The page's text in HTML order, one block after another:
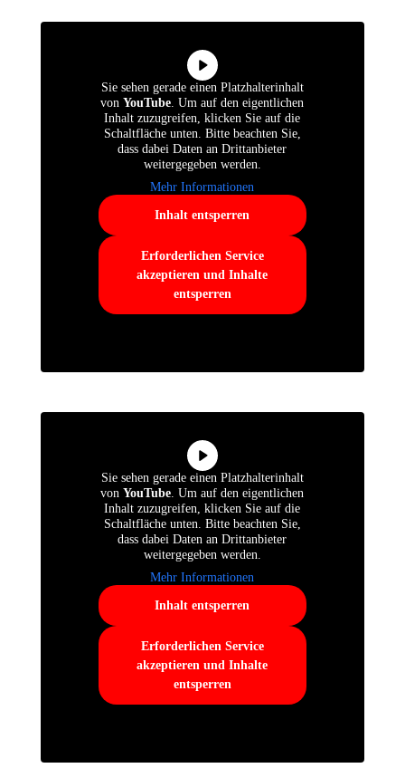
Sie sehen gerade einen Platzhalterinhalt
vonYouTube . Um auf den eigentlichen
Inhalt zuzugreifen, klicken Sie auf die
Schaltfläche unten. Bitte beachten Sie,
dass dabei Daten an Drittanbieter
weitergegeben werden.
Mehr Informationen
Inhalt entsperren
Erforderlichen Service
akzeptieren und Inhalte
entsperren
Sie sehen gerade einen Platzhalterinhalt
vonYouTube . Um auf den eigentlichen
Inhalt zuzugreifen, klicken Sie auf die
Schaltfläche unten. Bitte beachten Sie,
dass dabei Daten an Drittanbieter
weitergegeben werden.
Mehr Informationen
Inhalt entsperren
Erforderlichen Service
akzeptieren und Inhalte
entsperren